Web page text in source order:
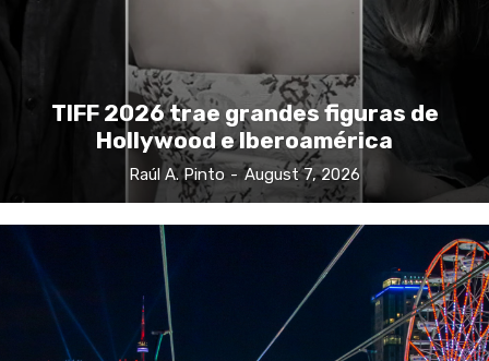
TIFF 2026 trae grandes figuras de
Hollywood e Iberoamérica
Raúl A. Pinto - August 7, 2026